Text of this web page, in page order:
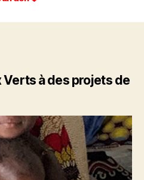
Verts à des projets de